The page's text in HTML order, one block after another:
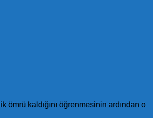
ömrü kaldığını öğrenmesinin ardından o